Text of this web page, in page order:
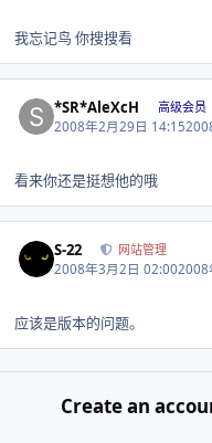
我忘记鸟 你搜搜看
*SR*AleXcH 高级会员
2008年2月29日 14:15
看来你还是挺想他的哦
S-22 网站管理
2008年3月2日 02:002008
应该是版本的问题。
Create an